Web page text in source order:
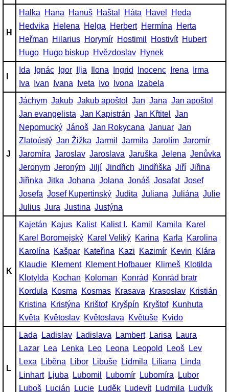
H
Halka Hana Hanuš Haštal Háta Havel
Heda
Hedvika
Helena Helga Herbert Hermína
Herta
Heřman
Hilarius Horymír Hostimil Hostivít Hubert
Hugo Hugo biskup Hvězdoslav Hynek
Ida Ignác Igor Ilja Ilona Ingrid Inocenc Irena
Irma
Iva
Ivan Ivana Iveta Ivo Ivona Izabela
J
Jáchym Jakub Jakub apoštol Jan Jana Jan apoštol
Jan evangelista Jan Kapistrán Jan Křtitel
Jan
Nepomucký Jánoš Jan Rokycana Januar Jan
Zlatoústý Jan Žižka Jarmil Jarmila Jarolím Jaromír
Jaromíra Jaroslav Jaroslava Jaruška Jelena Jenůvka
Jeronym Jeroným Jiljí Jindřich Jindřiška Jiří Jiřina
Jiřinka Jitka Johana Jolana Jonáš Josafat Josef
Josefa Josef Kupertinský Judita Juliana Juliána Julie
Julius Jura Justina Justýna
K
Kajetán Kajus Kalist Kalist I. Kamil Kamila
Karel
Karel Boromejský Karel Veliký Karina Karla
Karolina
Karolína
Kašpar Kateřina Kazi Kazimír Kevin
Klára
Klaudie Klement Klement Hofbauer Klimeš Klotilda
Klotylda
Kochan Koloman Konrád
Konrád bratr
Kordula
Kosma Kosmas Krasava Krasoslav Kristián
Kristina
Kristýna Krištof Kryšpín Kryštof Kunhuta
Květa
Květoslav Květoslava Květuše Kvido
L
Lada Ladislav Ladislava Lambert Larisa
Laura
Lazar
Lea Lenka Leo Leona Leopold Leoš
Lev
Lexa
Liběna Libor Libuše Lidmila Liliana
Linda
Linhart
Ljuba Lubomil Lubomír Lubomíra
Lubor
Luboš
Lucián Lucie Luděk Ludevít Ludmila Ludvík